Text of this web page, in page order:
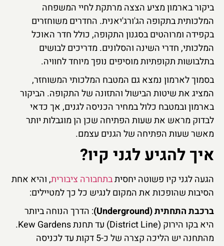
ביקור בארמון מציע הצצה מרתקת לחיי המשפחה
המלכותית בתקופה הג'ורג'יאנית. החדרים משוחזרים
בקפידה ומרוהטים בסגנון התקופה, כולל חדר האוכל
המלכותי, חדרי השינה והסלונים. מדריכים לבושים
בתלבושות תקופתיות מוסיפים נופך מיוחד לחוויה.
בסמוך לארמון נמצא גם המטבח המלכותי המשוחזר,
המציג את שיטות הבישול והתזונה של התקופה. הביקור
בארמון ובמטבח כלול במחיר הכניסה לגנים, אך כדאי
לבדוק מראש את שעות הפתיחה שכן הן מוגבלות יותר
מאשר שעות הפתיחה של הגנים עצמם.
איך להגיע לגני קיו?
הגעה לגני קיו פשוטה יחסיתבתחבורה ציבורית, והיא אחת
הסיבות שהופכות את המקום לנגיש כל כך למטיילים:
ברכבת התחתית (Underground)
: הדרך הנוחה ביותר
היא בקו הירוק (District Line) עד תחנת Kew Gardens.
מהתחנה יש הליכה קצרה של כ-5 דקות עד לכניסה